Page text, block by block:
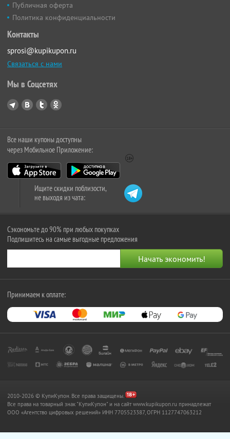
Публичная оферта
Политика конфиденциальности
Контакты
sprosi@kupikupon.ru
Связаться с нами
Мы в Соцсетях
Все наши купоны доступны
через Мобильное Приложение:
Ищите скидки поблизости,
не выходя из чата:
Сэкономьте до 90% при любых покупках
Подпишитесь на самые выгодные предложения
Принимаем к оплате:
2010-2026 © КупиКупон. Все права защищены.
Все права на товарный знак "КупиКупон" и на сайт www.kupikupon.ru принадлежат
OOO «Агентство цифровых решений» ИНН 7705523387, ОГРН 1127747063212